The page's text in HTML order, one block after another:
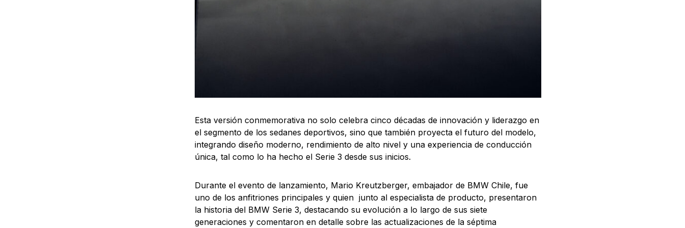
Esta versión conmemorativa no solo celebra cinco décadas de innovación y liderazgo en
el segmento de los sedanes deportivos, sino que también proyecta el futuro del modelo,
integrando diseño moderno, rendimiento de alto nivel y una experiencia de conducción
única, tal como lo ha hecho el Serie 3 desde sus inicios.
Durante el evento de lanzamiento, Mario Kreutzberger, embajador de BMW Chile, fue
uno de los anfitriones principales y quien junto al especialista de producto, presentaron
la historia del BMW Serie 3, destacando su evolución a lo largo de sus siete
generaciones y comentaron en detalle sobre las actualizaciones de la séptima